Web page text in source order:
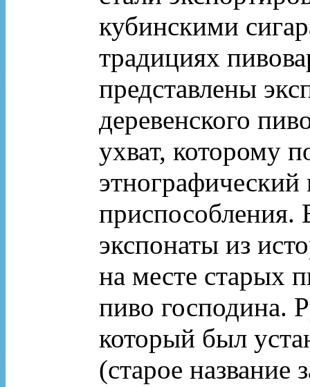
кубинскими
традициях
представлены
деревенского
ухват, которому
приспособления.
экспонаты из
на месте старых
пиво господина.
который был
(старое название